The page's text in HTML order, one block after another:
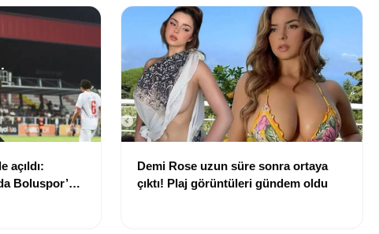
açıldı:
Boluspor’u
Demi Rose uzun süre sonra ortaya
çıktı! Plaj görüntüleri gündem oldu